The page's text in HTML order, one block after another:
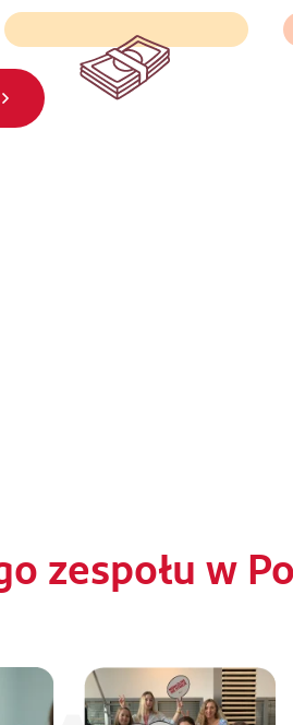
gotówki w okresie
jesienno-zimowym dla
każdego pracownika
zespołu w